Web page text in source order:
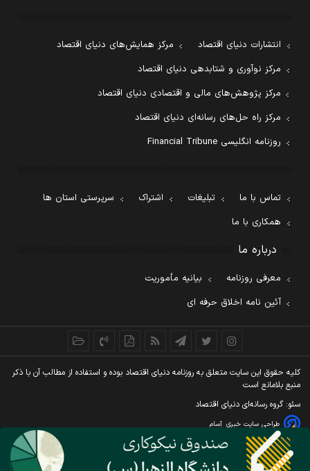
انتشارات دنیای اقتصاد
مرکز همایش‌های دنیای اقتصاد
مرکز نوآوری و شتابدهی دنیای اقتصاد
مرکز پژوهش‌های مالی و اقتصادی دنیای اقتصاد
مرکز راه حل‌های رسانه‌ای دنیای اقتصاد
روزنامه انگلیسی Financial Tribune
تماس با ما تبلیغات اشتراک
سرپرستی استان ها
همکاری با ما
درباره ما
معرفی روزنامه
بیانیه مأموریت
آئین نامه اخلاق حرفه ای
کليه حقوق اين سايت متعلق به روزنامه دنيای اقتصاد بوده و استفاده از مطالب آن با ذکر
منبع بلامانع است
سئو: گروه رسانه‌ای دنیای اقتصاد
طراحی سایت خبری آسام